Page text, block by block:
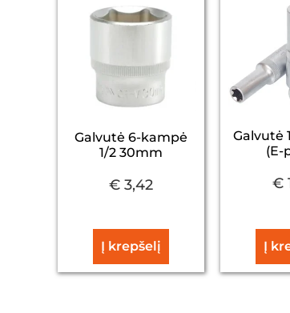
Galvutė 6-kampė
1/2 30mm
€ 3,42
Į krepšelį
Galvutė
(E-
€
Į